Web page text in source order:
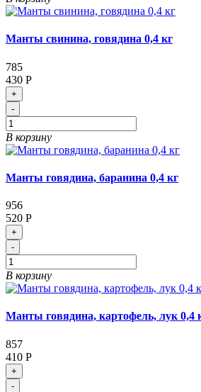
Манты свинина, говядина 0,4 кг
785
430 Р
+
-
В корзину
Манты говядина, баранина 0,4 кг
956
520 Р
+
-
В корзину
Манты говядина, картофель, лук 0,4
857
410 Р
+
-